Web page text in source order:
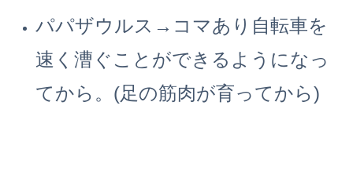
パパザウルス→コマあり自転車を
速く漕ぐことができるようになっ
てから。(足の筋肉が育ってから)